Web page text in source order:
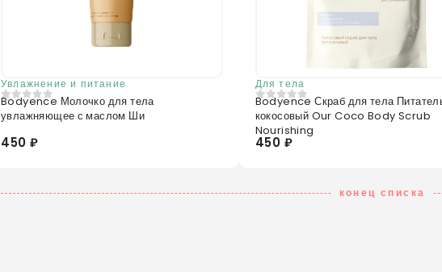
Увлажнение и питание
0из 5
Bodyence Молочко для тела
увлажняющее с маслом Ши
450 ₽
Для тела
0из 5
Bodyence Скраб для тела
кокосовый Our Coco Body Scrub
Nourishing
450 ₽
конец списка